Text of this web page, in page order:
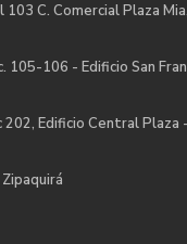
C. Comercial Plaza
105-106 - Edificio San
Edificio Central Plaza